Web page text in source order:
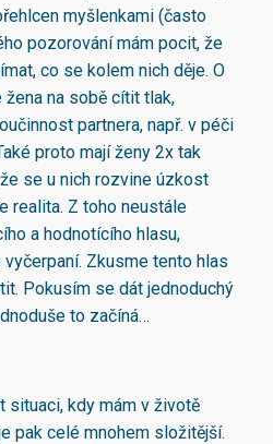
myšlenkami (často
pozorování mám pocit, že
co se kolem nich děje. O
na sobě cítit tlak,
partnera, např. v péči
proto mají ženy 2x tak
se u nich rozvine úzkost
realita. Z toho neustále
a hodnotícího hlasu,
Zkusme tento hlas
Pokusím se dát jednoduchý
to začíná…
situaci, kdy mám v životě
pak celé mnohem složitější.